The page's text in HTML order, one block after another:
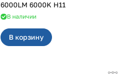
6000LM 6000K H11
В наличии
В корзину